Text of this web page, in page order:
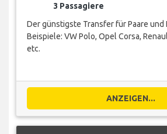
3 Passagiere
Der günstigste Transfer für Paare und
Beispiele: VW Polo, Opel Corsa,
etc.
ANZEIGEN...